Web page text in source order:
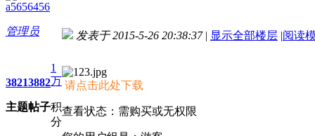
a5656456
管理员
3821
主题
3882
帖子
1
万
积
分
发表于 2015-5-26 20:38:37 | 显示全部楼层 |阅读
请点击此处下载
查看状态：需购买或无权限